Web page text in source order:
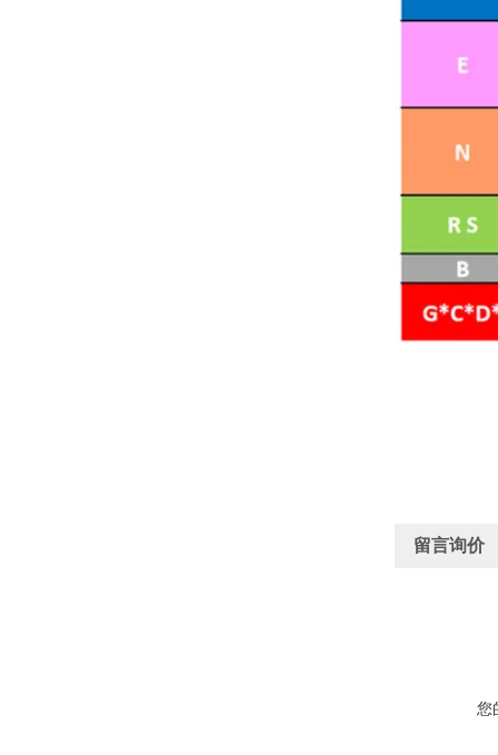
留言询价
您